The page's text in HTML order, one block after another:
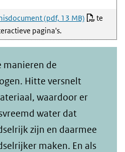
(pdf, 13 MB)
te
pagina's.
manieren de
Hitte versnelt
waardoor er
water dat
zijn en daarmee
maken. En als